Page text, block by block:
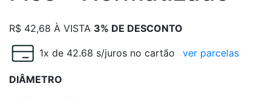
R$ 42,68 À VISTA 3% DE DESCONTO
1x de 42.68 s/juros no cartão ver parcelas
DIÂMETRO